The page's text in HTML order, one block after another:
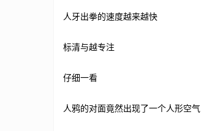
人牙出拳的速度越来越快
标清与越专注
仔细一看
人鸦的对面竟然出现了一个人形空气